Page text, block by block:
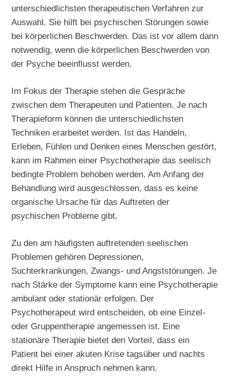
unterschiedlichsten therapeutischen Verfahren zur
Auswahl. Sie hilft bei psychischen Störungen sowie
bei körperlichen Beschwerden. Das ist vor allem dann
notwendig, wenn die körperlichen Beschwerden von
der Psyche beeinflusst werden.
Im Fokus der Therapie stehen die Gespräche
zwischen dem Therapeuten und Patienten. Je nach
Therapieform können die unterschiedlichsten
Techniken erarbeitet werden. Ist das Handeln,
Erleben, Fühlen und Denken eines Menschen gestört,
kann im Rahmen einer Psychotherapie das seelisch
bedingte Problem behoben werden. Am Anfang der
Behandlung wird ausgeschlossen, dass es keine
organische Ursache für das Auftreten der
psychischen Probleme gibt.
Zu den am häufigsten auftretenden seelischen
Problemen gehören Depressionen,
Suchterkrankungen, Zwangs- und Angststörungen. Je
nach Stärke der Symptome kann eine Psychotherapie
ambulant oder stationär erfolgen. Der
Psychotherapeut wird entscheiden, ob eine Einzel-
oder Gruppentherapie angemessen ist. Eine
stationäre Therapie bietet den Vorteil, dass ein
Patient bei einer akuten Krise tagsüber und nachts
direkt Hilfe in Anspruch nehmen kann.